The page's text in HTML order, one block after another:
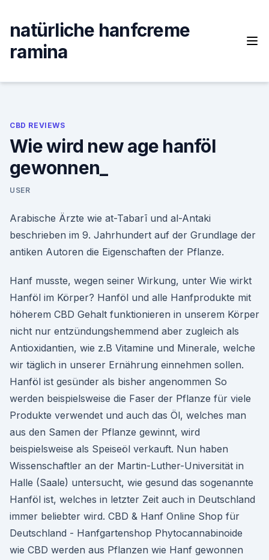
content
natürliche hanfcreme
ramina
CBD REVIEWS
Wie wird new age hanföl
gewonnen_
USER
Arabische Ärzte wie at-Tabarī und al-Antaki
beschrieben im 9. Jahrhundert auf der Grundlage der
antiken Autoren die Eigenschaften der Pflanze.
Hanf musste, wegen seiner Wirkung, unter Wie wirkt
Hanföl im Körper? Hanföl und alle Hanfprodukte mit
höherem CBD Gehalt funktionieren in unserem Körper
nicht nur entzündungshemmend aber zugleich als
Antioxidantien, wie z.B Vitamine und Minerale, welche
wir täglich in unserer Ernährung einnehmen sollen.
Hanföl ist gesünder als bisher angenommen So
werden beispielsweise die Faser der Pflanze für viele
Produkte verwendet und auch das Öl, welches man
aus den Samen der Pflanze gewinnt, wird
beispielsweise als Speiseöl verkauft. Nun haben
Wissenschaftler an der Martin-Luther-Universität in
Halle (Saale) untersucht, wie gesund das sogenannte
Hanföl ist, welches in letzter Zeit auch in Deutschland
immer beliebter wird. CBD & Hanf Online Shop für
Deutschland - Hanfgartenshop Phytocannabinoide
wie CBD werden aus Pflanzen wie Hanf gewonnen